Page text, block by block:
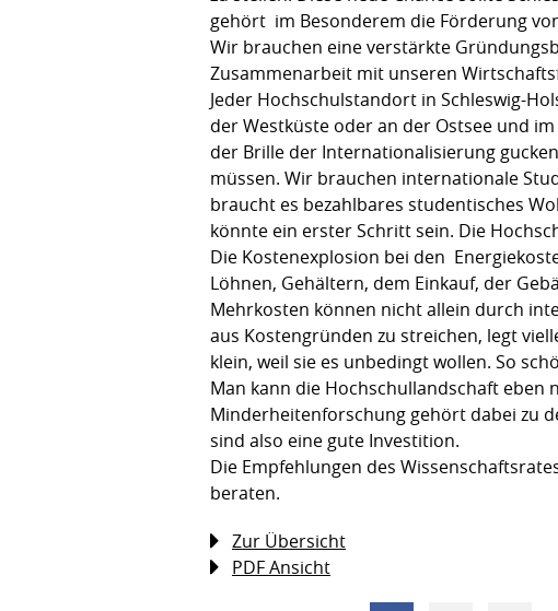
gehört im Besonderem die Förderung
Wir brauchen eine verstärkte
Zusammenarbeit mit unseren
Jeder Hochschulstandort in Schleswig-
der Westküste oder an der Ostsee und
der Brille der Internationalisierung
müssen. Wir brauchen internationale
braucht es bezahlbares studentisches
könnte ein erster Schritt sein. Die
Die Kostenexplosion bei den
Löhnen, Gehältern, dem Einkauf, der
Mehrkosten können nicht allein durch
aus Kostengründen zu streichen, legt
klein, weil sie es unbedingt wollen. So
Man kann die Hochschullandschaft eben
Minderheitenforschung gehört dabei zu
sind also eine gute Investition.
Die Empfehlungen des
beraten.
Zur Übersicht
PDF Ansicht